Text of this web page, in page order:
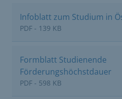
Infoblatt zum Studium in
PDF - 139 KB
Formblatt Studienende
Förderungshöchstdauer
PDF - 598 KB